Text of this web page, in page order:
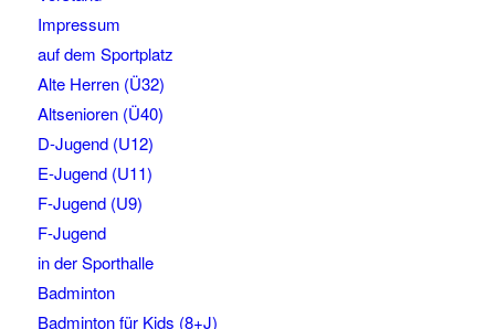
Impressum
auf dem Sportplatz
Alte Herren (Ü32)
Altsenioren (Ü40)
D-Jugend (U12)
E-Jugend (U11)
F-Jugend (U9)
F-Jugend
in der Sporthalle
Badminton
Badminton für Kids (8+J)